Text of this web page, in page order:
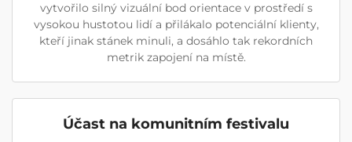
vytvořilo silný vizuální bod orientace v prostředí s
vysokou hustotou lidí a přilákalo potenciální klienty,
kteří jinak stánek minuli, a dosáhlo tak rekordních
metrik zapojení na místě.
Účast na komunitním festivalu